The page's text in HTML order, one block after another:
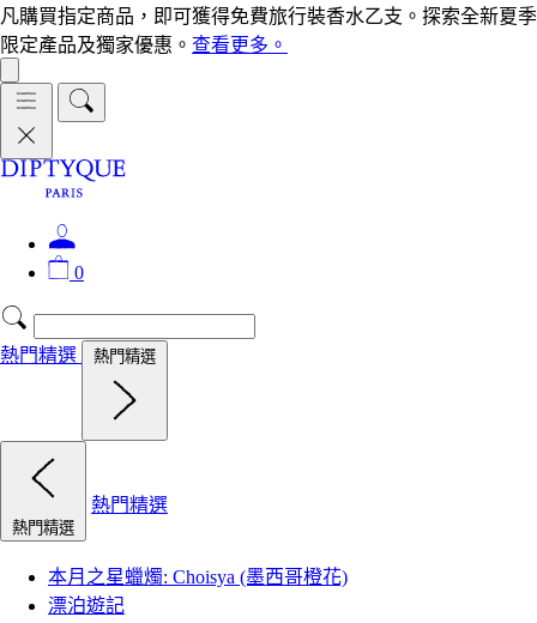
凡購買指定商品，即可獲得免費旅行裝香水乙支。探索全新夏季
限定產品及獨家優惠。 查看更多。
0
熱門精選 熱門精選
熱門精選
熱門精選
本月之星蠟燭: Choisya (墨西哥橙花)
漂泊遊記